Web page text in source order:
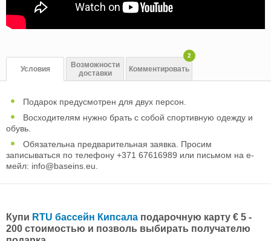
Условия
Возможности
доставки
Комментировать
2
Подарок предусмотрен для двух персон.
Восходителям нужно брать с собой спортивную одежду и
обувь.
Обязательна предварительная заявка. Просим
записываться по телефону +371 67616989 или письмом на е-
мейл: info@baseins.eu
Купи RTU бассейн Кипсала подарочную карту € 5 -
200 стоимостью и позволь выбирать получателю